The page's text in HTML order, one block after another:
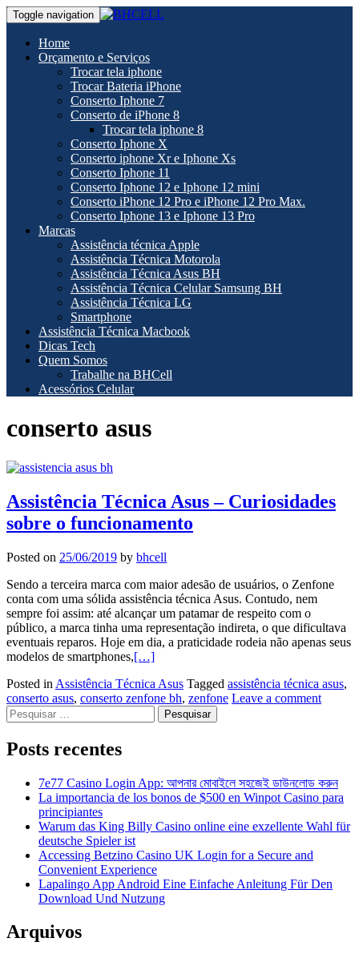
Toggle navigation
Home
Orçamento e Serviços
Trocar tela iphone
Trocar Bateria iPhone
Conserto Iphone 7
Conserto de iPhone 8
Trocar tela iphone 8
Conserto Iphone X
Conserto iphone Xr e Iphone Xs
Conserto Iphone 11
Conserto Iphone 12 e Iphone 12 mini
Conserto iPhone 12 Pro e iPhone 12 Pro Max.
Conserto Iphone 13 e Iphone 13 Pro
Marcas
Assistência técnica Apple
Assistência Técnica Motorola
Assistência Técnica Asus BH
Assistência Técnica Celular Samsung BH
Assistência Técnica LG
Smartphone
Assistência Técnica Macbook
Dicas Tech
Quem Somos
Trabalhe na BHCell
Acessórios Celular
conserto asus
Assistência Técnica Asus – Curiosidades
sobre o funcionamento
Posted on 25/06/2019 by bhcell
Sendo a terceira marca com maior adesão de usuários, o Zenfone
conta com uma sólida assistência técnica Asus. Contudo, nem
sempre foi assim: até alcançar um patamar de respeito com o
público, a marca tinha uma representação indireta, o que dificultava
eventuais reparos. Hoje em dia, a praticidade rodeia não apenas seus
modelos de smartphones,[…]
Posted in Assistência Técnica Asus Tagged assistência técnica asus,
conserto asus, conserto zenfone bh, zenfone Leave a comment
Posts
Pesquisar
por:
Posts recentes
7e77 Casino Login App: আপনার মোবাইলে সহজেই ডাউনলোড করুন
La importancia de los bonos de $500 en Winpot Casino para
principiantes
Warum das King Billy Casino online eine exzellente Wahl für
deutsche Spieler ist
Accessing Betzino Casino UK Login for a Secure and
Convenient Experience
Lapalingo App Android Eine Einfache Anleitung Für Den
Download Und Nutzung
Arquivos